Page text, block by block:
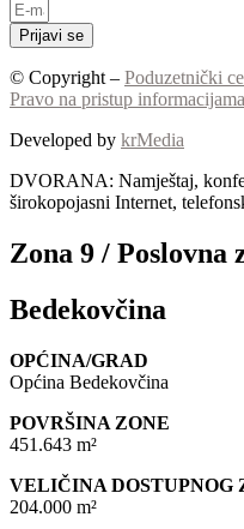
Prijavi se
© Copyright – Poduzetnički
Pravo na pristup informacijama
Developed by krMedia
DVORANA: Namještaj,
širokopojasni Internet,
Zona 9 / Poslovna
Bedekovčina
OPĆINA/GRAD
Općina Bedekovčina
POVRŠINA ZONE
451.643 m²
VELIČINA DOSTUPNOG
204.000 m²